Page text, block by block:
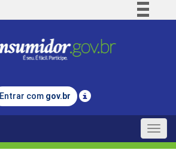
Comunica BR
Legislação
Entrar com gov.br
Toggle